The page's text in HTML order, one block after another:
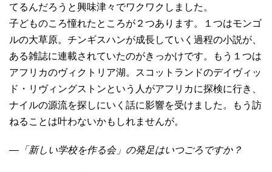
てるんだろうと興味津々でワクワクしました。
子どものころ憧れたところが２つあります。１つはモンゴ
ルの大草原。チンギスハンが成長していく過程の小説が、
ある雑誌に連載されていたのがきっかけです。もう１つは
アフリカのヴィクトリア湖。スコットランドのデイヴィッ
ド・リヴィングストンという人がアフリカに探検に行き、
ナイルの源流を探しにいく話に影響を受けました。もう訪
ねることは叶わないかもしれませんが。
―「新しい学校を作る会」の発足はいつごろですか？